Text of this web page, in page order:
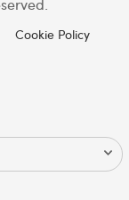
Cookie Policy